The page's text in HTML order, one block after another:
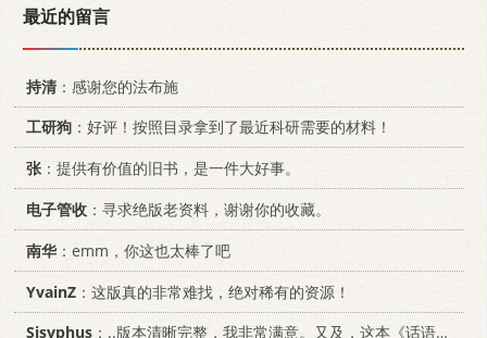
最近的留言
持清：感谢您的法布施
工研狗 ：好评！按照目录拿到了最近科研需要的材料！
张：提供有价值的旧书，是一件大好事。
电子管收 ：寻求绝版老资料，谢谢你的收藏。
南华 ：emm，你这也太棒了吧
YvainZ ：这版真的非常难找，绝对稀有的资源！
Sisyphus ：..版本清晰完整，我非常满意。又及，这本《话语的真相》...